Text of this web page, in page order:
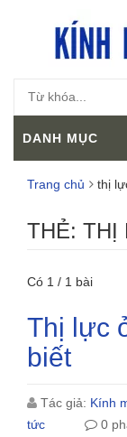
DANH MỤC
Trang chủ thị
THẺ: THỊ
Có 1 / 1 bài
Thị lực
biết
Tác giả: Kính
tức
0